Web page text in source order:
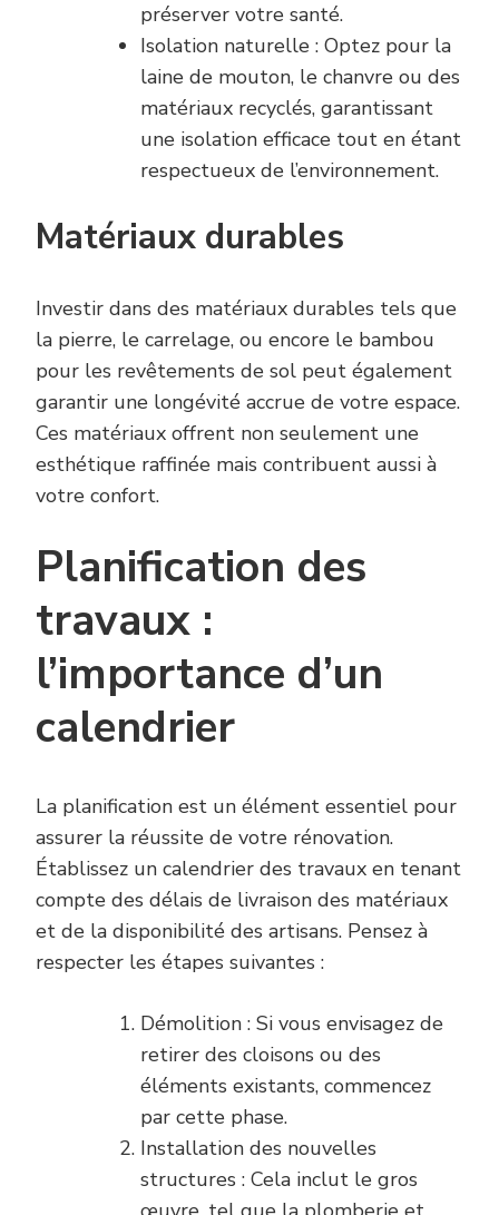
préserver votre santé.
Isolation naturelle : Optez pour la
laine de mouton, le chanvre ou des
matériaux recyclés, garantissant
une isolation efficace tout en étant
respectueux de l’environnement.
Matériaux durables
Investir dans des matériaux durables tels que
la pierre, le carrelage, ou encore le bambou
pour les revêtements de sol peut également
garantir une longévité accrue de votre espace.
Ces matériaux offrent non seulement une
esthétique raffinée mais contribuent aussi à
votre confort.
Planification des
travaux :
l’importance d’un
calendrier
La planification est un élément essentiel pour
assurer la réussite de votre rénovation.
Établissez un calendrier des travaux en tenant
compte des délais de livraison des matériaux
et de la disponibilité des artisans. Pensez à
respecter les étapes suivantes :
Démolition : Si vous envisagez de
retirer des cloisons ou des
éléments existants, commencez
par cette phase.
Installation des nouvelles
structures : Cela inclut le gros